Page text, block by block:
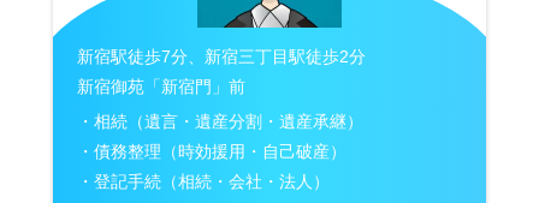
新宿駅徒歩7分、新宿三丁目駅徒歩2分
新宿御苑「新宿門」前
・相続（遺言・遺産分割・遺産承継）
・債務整理（時効援用・自己破産）
・登記手続（相続・会社・法人）